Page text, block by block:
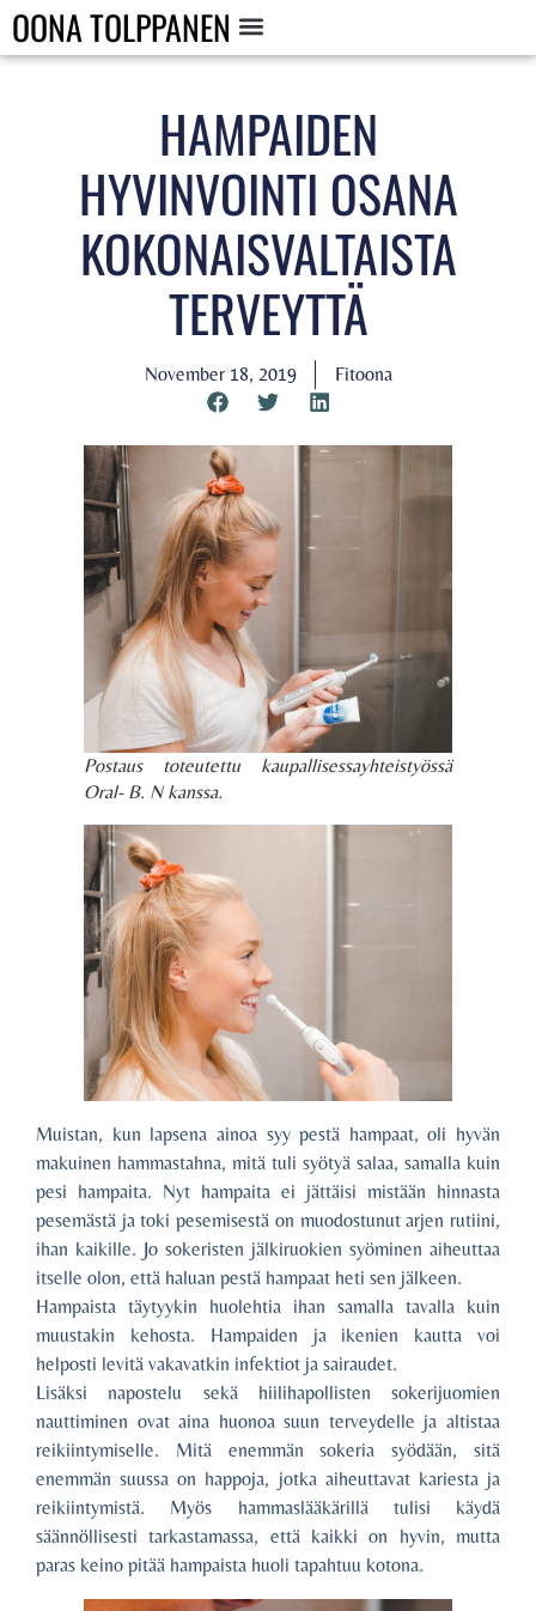
OONA TOLPPANEN
HAMPAIDEN
HYVINVOINTI OSANA
KOKONAISVALTAISTA
TERVEYTTÄ
November 18, 2019 Fitoona
Postaus toteutettu kaupallisessayhteistyössä
Oral- B. N kanssa.
Muistan, kun lapsena ainoa syy pestä hampaat, oli hyvän
makuinen hammastahna, mitä tuli syötyä salaa, samalla kuin
pesi hampaita. Nyt hampaita ei jättäisi mistään hinnasta
pesemästä ja toki pesemisestä on muodostunut arjen rutiini,
ihan kaikille. Jo sokeristen jälkiruokien syöminen aiheuttaa
itselle olon, että haluan pestä hampaat heti sen jälkeen.
Hampaista täytyykin huolehtia ihan samalla tavalla kuin
muustakin kehosta. Hampaiden ja ikenien kautta voi
helposti levitä vakavatkin infektiot ja sairaudet.
Lisäksi napostelu sekä hiilihapollisten sokerijuomien
nauttiminen ovat aina huonoa suun terveydelle ja altistaa
reikiintymiselle. Mitä enemmän sokeria syödään, sitä
enemmän suussa on happoja, jotka aiheuttavat kariesta ja
reikiintymistä. Myös hammaslääkärillä tulisi käydä
säännöllisesti tarkastamassa, että kaikki on hyvin, mutta
paras keino pitää hampaista huoli tapahtuu kotona.